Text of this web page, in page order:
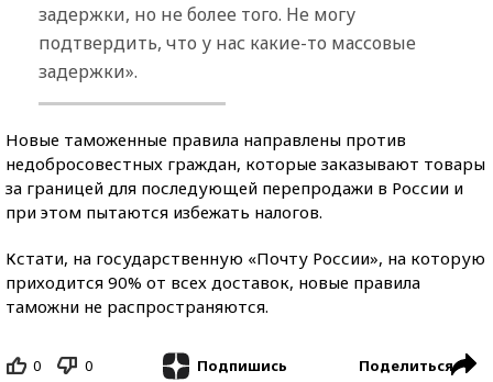
задержки, но не более того. Не могу
подтвердить, что у нас какие-то массовые
задержки».
Новые таможенные правила направлены против
недобросовестных граждан, которые заказывают товары
за границей для последующей перепродажи в России и
при этом пытаются избежать налогов.
Кстати, на государственную «Почту России», на которую
приходится 90% от всех доставок, новые правила
таможни не распространяются.
0 0 Подпишись Поделиться